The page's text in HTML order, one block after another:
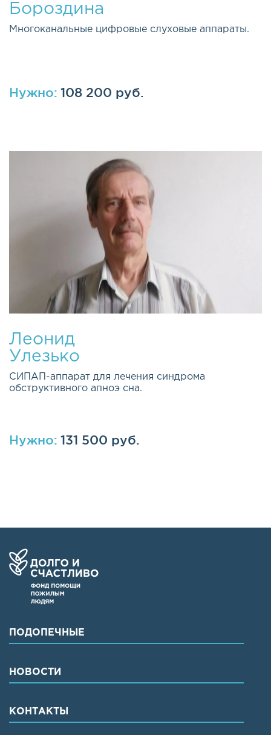
Бороздина
Многоканальные цифровые слуховые аппараты.
Нужно: 108 200 руб.
Леонид
Улезько
СИПАП-аппарат для лечения синдрома
обструктивного апноэ сна.
Нужно: 131 500 руб.
ПОДОПЕЧНЫЕ
НОВОСТИ
КОНТАКТЫ